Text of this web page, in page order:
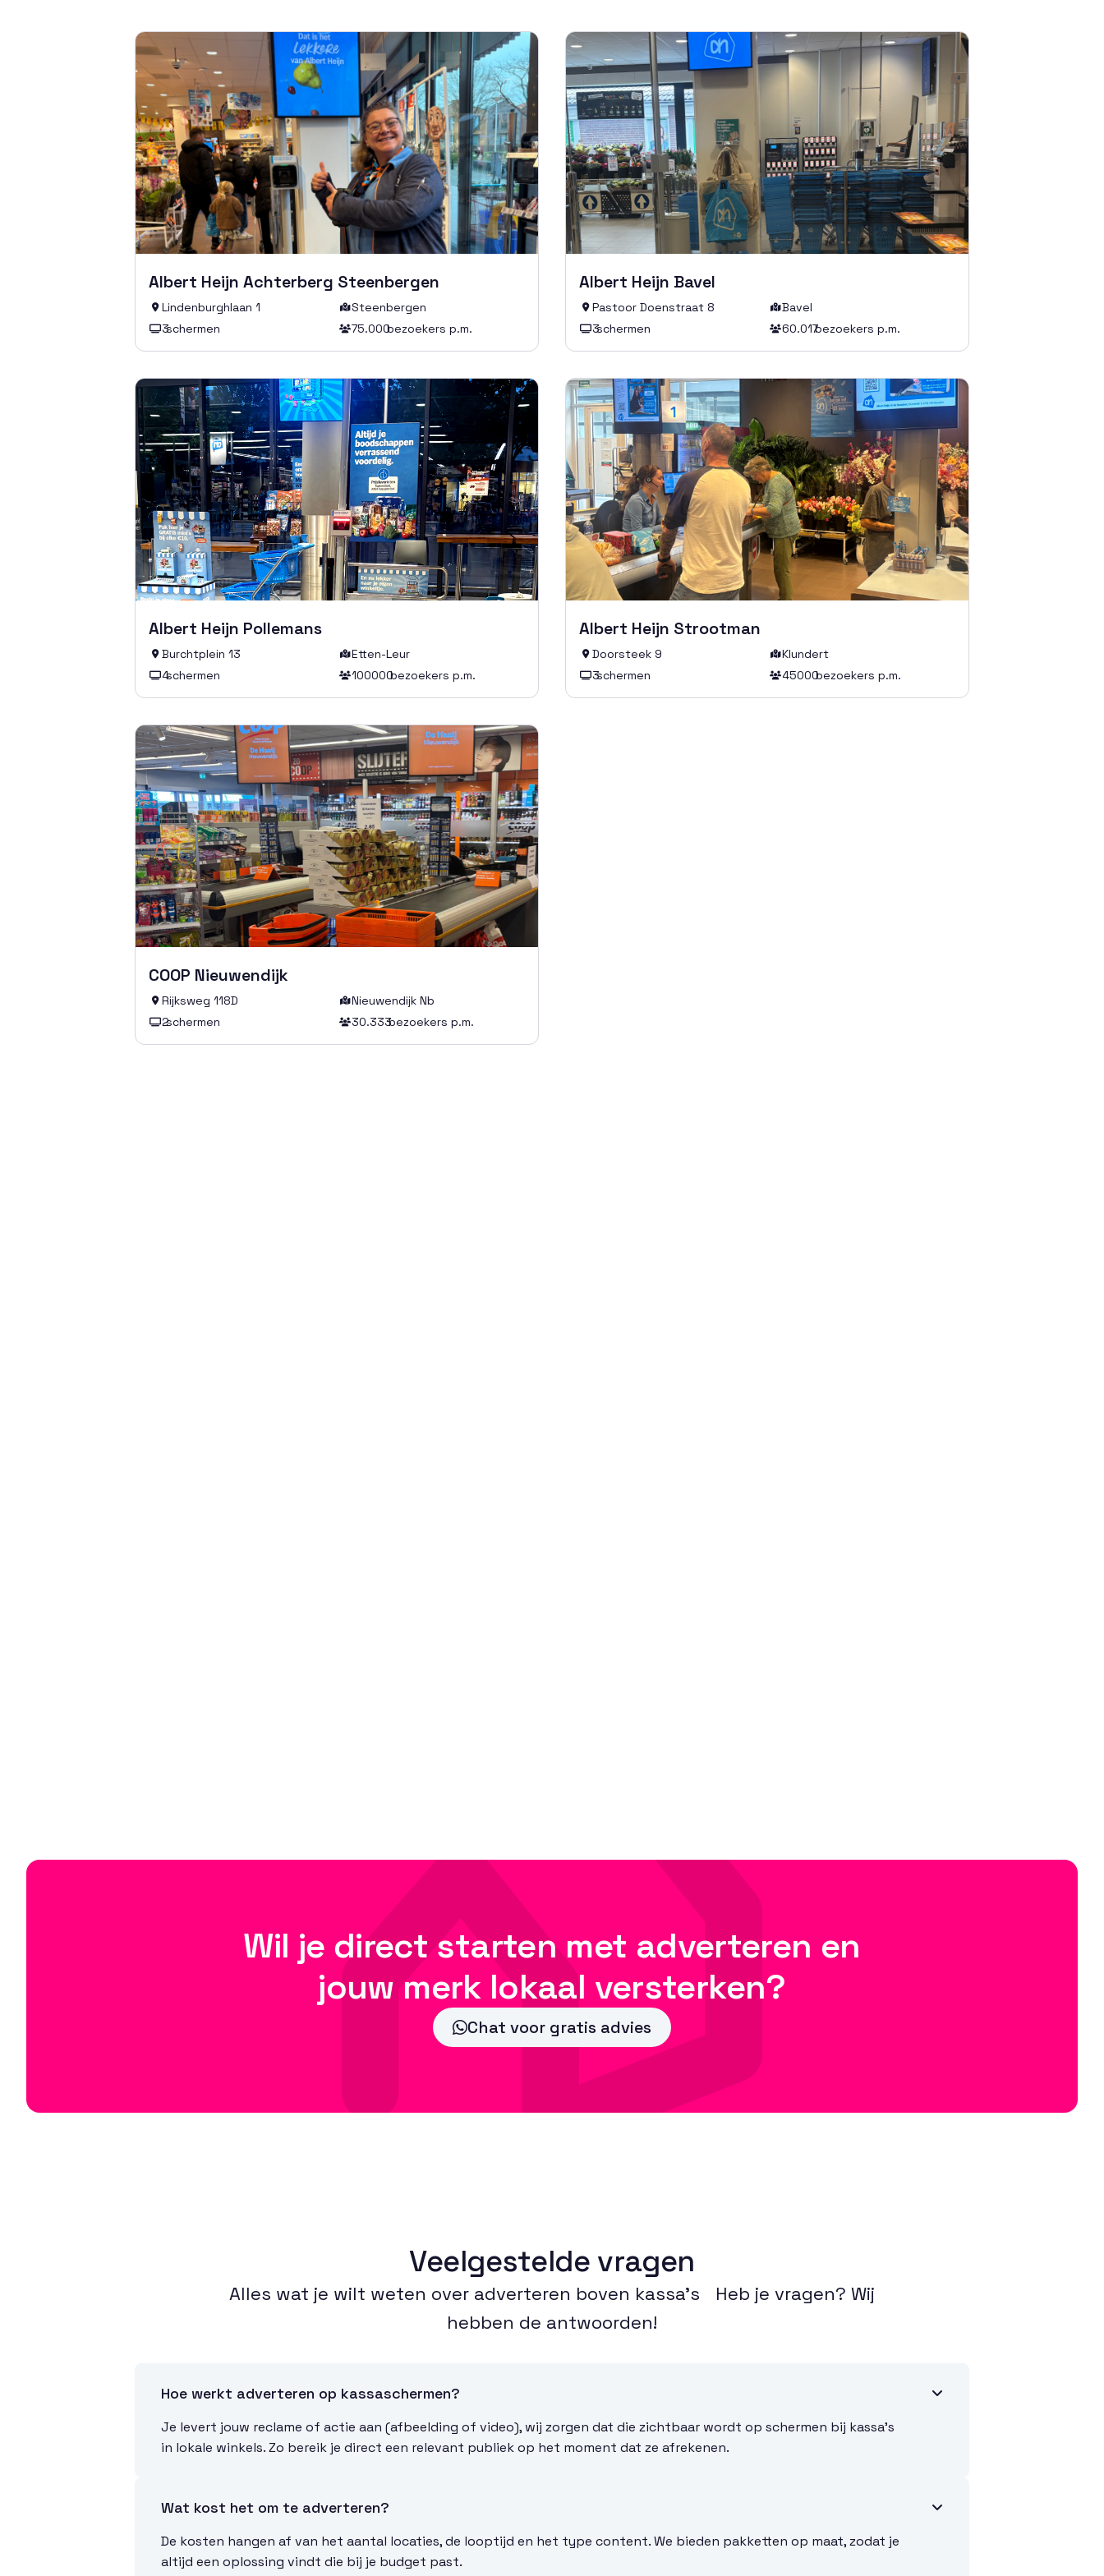
Albert Heijn Achterberg Steenbergen
 Lindenburghlaan 1 Steenbergen
3schermen 75.000bezoekers p.m.
Albert Heijn Bavel
 Pastoor Doenstraat 8 Bavel
3schermen 60.017bezoekers p.m.
Albert Heijn Pollemans
 Burchtplein 13 Etten-Leur
4schermen 100000bezoekers p.m.
Albert Heijn Strootman
 Doorsteek 9 Klundert
3schermen 45000bezoekers p.m.
COOP Nieuwendijk
 Rijksweg 118D Nieuwendijk Nb
2schermen 30.333bezoekers p.m.
Wil je direct starten met adverteren en
jouw merk lokaal versterken?
Chat voor gratis advies
Veelgestelde vragen
Alles wat je wilt weten over adverteren boven kassa’s Heb je vragen? Wij
hebben de antwoorden!
Hoe werkt adverteren op kassaschermen? 
Je levert jouw reclame of actie aan (afbeelding of video), wij zorgen dat die zichtbaar wordt op schermen bij kassa’s
in lokale winkels. Zo bereik je direct een relevant publiek op het moment dat ze afrekenen.
Wat kost het om te adverteren? 
De kosten hangen af van het aantal locaties, de looptijd en het type content. We bieden pakketten op maat, zodat je
altijd een oplossing vindt die bij je budget past.